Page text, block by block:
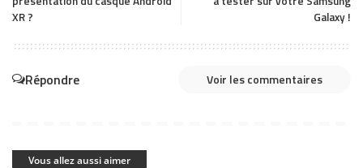
XR ?
Galaxy !
Répondre Voir les commentaires
Vous allez aussi aimer